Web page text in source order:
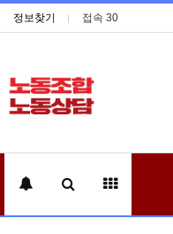
정보찾기 접속 30